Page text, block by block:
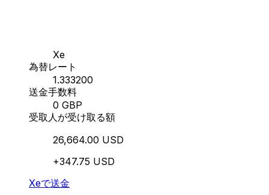
Xe
為替レート
1.333200
送金手数料
0 GBP
受取人が受け取る額
26,664.00 USD
+347.75 USD
Xeで送金